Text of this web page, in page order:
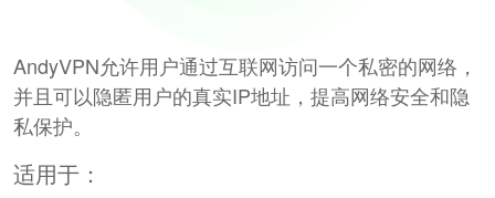
AndyVPN允许用户通过互联网访问一个私密的网络，
并且可以隐匿用户的真实IP地址，提高网络安全和隐
私保护。
适用于：